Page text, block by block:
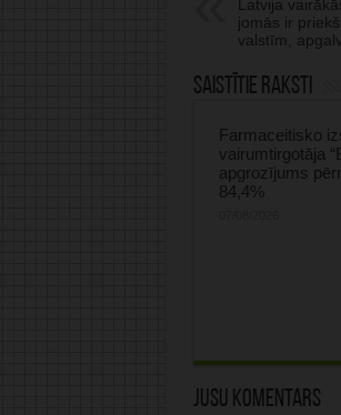
Latvija
jomās ir
valstīm,
Saistītie raksti
Farmaceitisko
vairumtirgotāja
apgrozījums
84,4%
Jūsu komentārs